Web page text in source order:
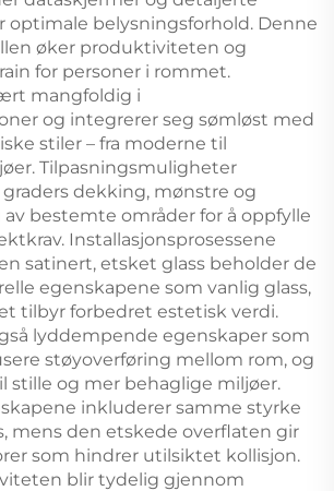
optimale belysningsforhold. Denne
øker produktiviteten og
for personer i rommet.
mangfoldig i
og integrerer seg sømløst med
stiler – fra moderne til
Tilpasningsmuligheter
dekking, mønstre og
bestemte områder for å oppfylle
Installasjonsprosessene
satinert, etsket glass beholder de
egenskapene som vanlig glass,
tilbyr forbedret estetisk verdi.
lyddempende egenskaper som
støyoverføring mellom rom, og
stille og mer behaglige miljøer.
inkluderer samme styrke
mens den etskede overflaten gir
som hindrer utilsiktet kollisjon.
blir tydelig gjennom